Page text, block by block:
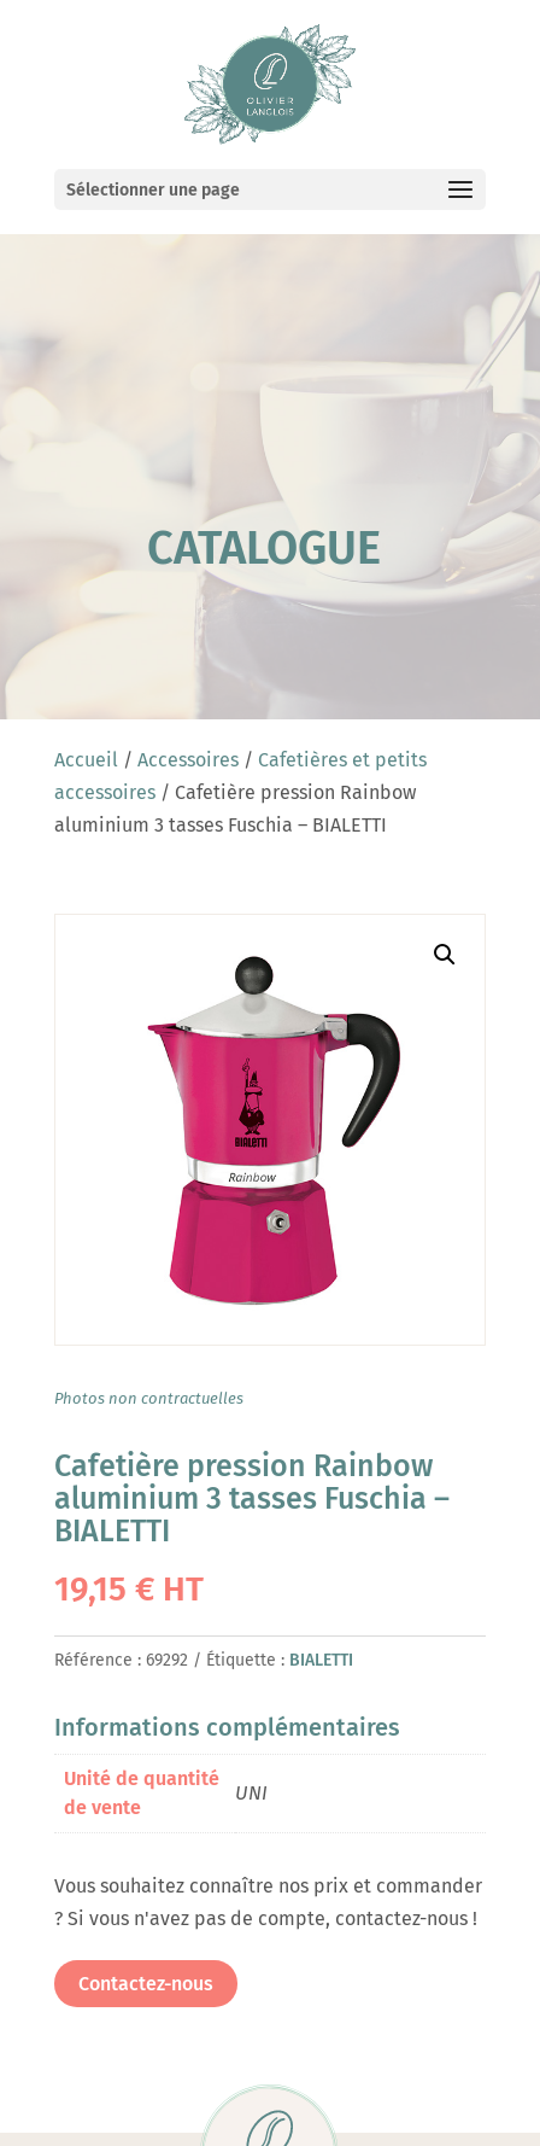
Sélectionner une page
CATALOGUE
Accueil/ Accessoires/ Cafetières et petits
accessoires/ Cafetière pression Rainbow
aluminium 3 tasses Fuschia – BIALETTI
Photos non contractuelles
Cafetière pression Rainbow
aluminium 3 tasses Fuschia –
BIALETTI
19,15 € HT
Référence : 69292 Étiquette : BIALETTI
Informations complémentaires
Unité de quantité
de vente
UNI
Vous souhaitez connaître nos prix et commander
? Si vous n'avez pas de compte, contactez-nous !
Contactez-nous